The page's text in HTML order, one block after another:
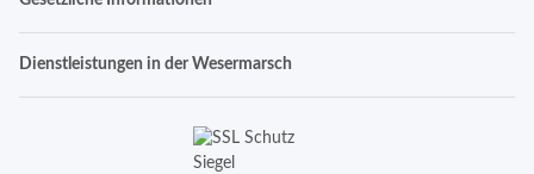
Dienstleistungen in der Wesermarsch